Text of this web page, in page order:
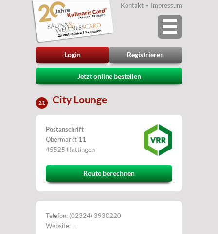
Login Registrieren
Kontakt Impressum
Jetzt online bestellen
21 City Lounge
Postanschrift
Obermarkt 11
45525 Hattingen
Route berechnen
Telefon: (02324) 3930220
Website: --